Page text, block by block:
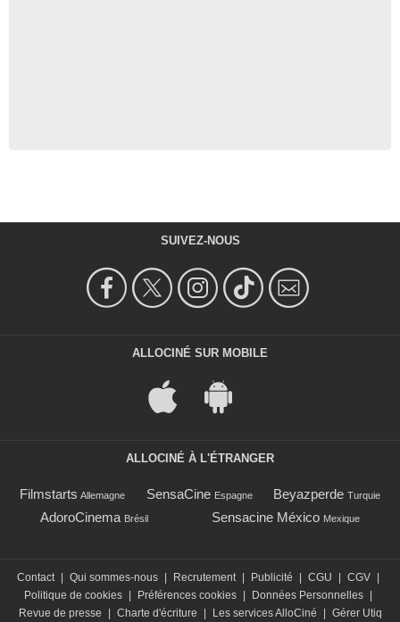
SUIVEZ-NOUS
ALLOCINÉ SUR MOBILE
ALLOCINÉ À L'ÉTRANGER
Filmstarts Allemagne SensaCine Espagne Beyazperde Turquie
AdoroCinema Brésil Sensacine México Mexique
Contact Qui sommes-nous Recrutement Publicité CGU CGV
Politique de cookies
Préférences cookies Données Personnelles
Revue de presse
Charte d'écriture Les services AlloCiné Gérer Utiq